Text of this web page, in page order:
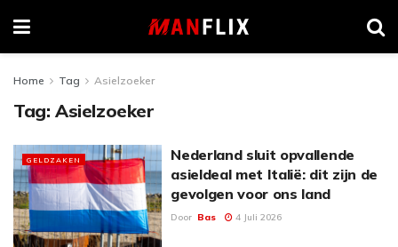
Home Tag Asielzoeker
Tag: Asielzoeker
GELDZAKEN
Nederland sluit opvallende
asieldeal met Italië: dit zijn de
gevolgen voor ons land
Door Bas 4 Juli 2026